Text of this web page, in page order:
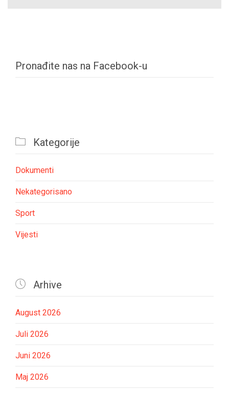
Pronađite nas na Facebook-u
 Kategorije
Dokumenti
Nekategorisano
Sport
Vijesti
 Arhive
August 2026
Juli 2026
Juni 2026
Maj 2026